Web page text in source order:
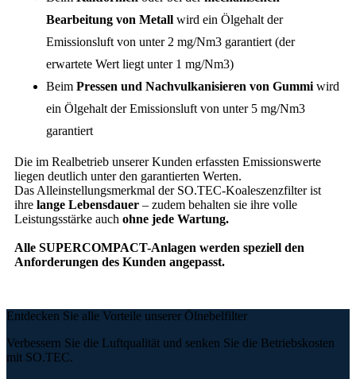
Bearbeitung von Metall wird ein Ölgehalt der
Emissionsluft von unter 2 mg/Nm3 garantiert (der
erwartete Wert liegt unter 1 mg/Nm3)
Beim Pressen und Nachvulkanisieren von Gummi wird
ein Ölgehalt der Emissionsluft von unter 5 mg/Nm3
garantiert
Die im Realbetrieb unserer Kunden erfassten Emissionswerte
liegen deutlich unter den garantierten Werten.
Das Alleinstellungsmerkmal der SO.TEC-Koaleszenzfilter ist
ihre lange Lebensdauer – zudem behalten sie ihre volle
Leistungsstärke auch ohne jede Wartung.
Alle SUPERCOMPACT-Anlagen werden speziell den
Anforderungen des Kunden angepasst.
Entdecken Sie alle Vorteile unserer Ölnebelfilter
Verbessern Sie die Luftqualität und senken Sie die Betriebskosten
mit SO.TEC.